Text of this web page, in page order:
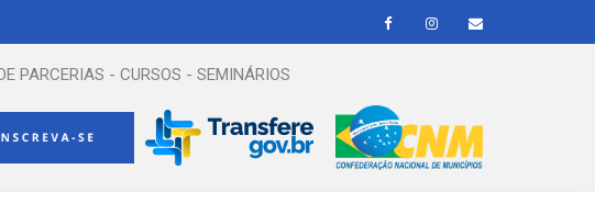
PARCERIAS - CURSOS - SEMINÁRIOS